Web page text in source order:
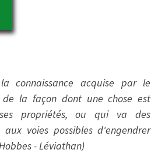
connaissance acquise par le
la façon dont une chose est
propriétés, ou qui va des
aux voies possibles d'engendrer
- Léviathan)